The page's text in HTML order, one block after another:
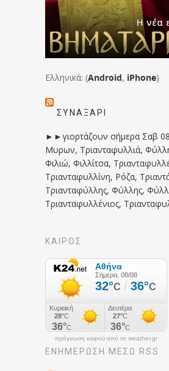
Ελληνικά: (Android, iPhone)
ΣΥΝΑΞΆΡΙ
►►γιορτάζουν σήμερα Σαβ
Μυρων, Τριανταφυλλιά,
Φιλιώ, Φιλλίτσα,
Τριανταφυλλίνη, Ρόζα,
Τριανταφύλλης, Φύλλης,
Τριανταφυλλένιος,
ΚΑΙΡΟΣ
πρόγνωση καιρού από το weather.gr
ΕΝΗΜΈΡΩΣΉ ΜΕΣΩ RSS